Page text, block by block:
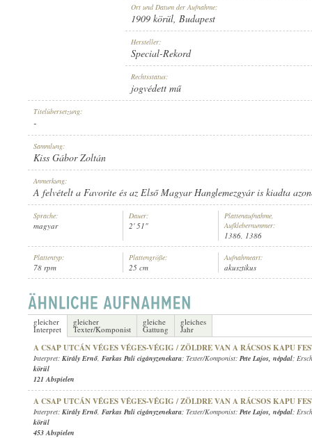
SPECIAL-REKORD
PLATTENAUFNAHME:
Ort und Datum der Aufnahme:
1909 körül, Budapest
Hersteller:
Special-Rekord
Rechtsstatus:
jogvédett mű
Titelübersetzung:
-
Sammlung:
Kiss Gábor Zoltán
Anmerkung:
A felvételt a Favorite és az Első Magyar Hanglemezgyár is kiadta
Sprache:
magyar
Dauer:
2' 51"
Plattenaufnahme,
Aufklebernummer:
1386, 1386
Plattentyp:
78 rpm
Plattengröße:
25 cm
Aufnahmeart:
akusztikus
gleicher
Interpret
gleicher
Texter/Komponist
gleiche
Gattung
gleiches
Jahr
A CSAP UTCÁN VÉGES VÉGES-VÉGIG / ZÖLDRE VAN A RÁCSOS KAPU
Interpret: Király Ernő, Farkas Pali cigányzenekara; Texter/Komponist: Pete Lajos, népdal;
körül
121 Abspielen
A CSAP UTCÁN VÉGES VÉGES-VÉGIG / ZÖLDRE VAN A RÁCSOS KAPU
Interpret: Király Ernő, Farkas Pali cigányzenekara; Texter/Komponist: Pete Lajos, népdal;
körül
453 Abspielen